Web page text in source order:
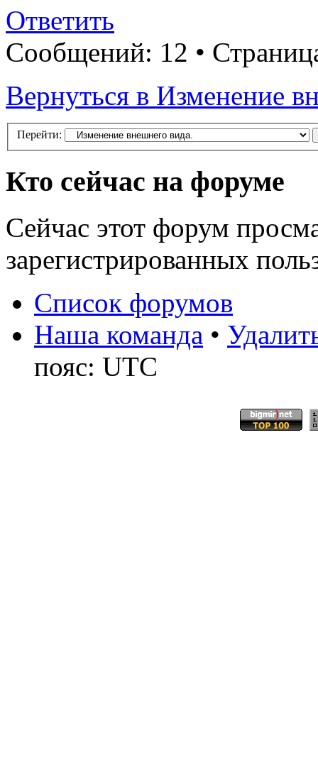
Ответить
Сообщений: 12 •
Вернуться в Изменение
Перейти:
Кто сейчас на форуме
Сейчас этот форум
зарегистрированных
Список форумов
Наша команда •
пояс: UTC